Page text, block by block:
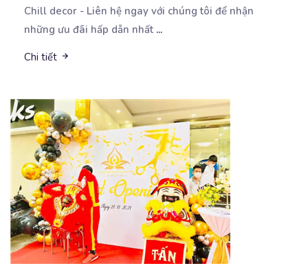
Chill decor - Liên hệ ngay với chúng tôi để nhận
những ưu đãi hấp dẫn nhất ...
Chi tiết